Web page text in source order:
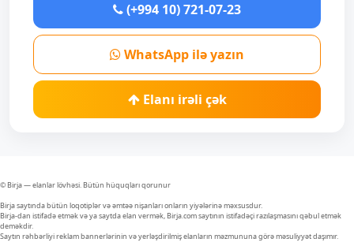
(+994 10) 721-07-23
WhatsApp ilə yazın
Elanı irəli çək
© Birja — elanlar lövhəsi. Bütün hüquqları qorunur
Birja saytında bütün loqotiplər və əmtəə nişanları onların yiyələrinə məxsusdur.
Birja-dan istifadə etmək və ya saytda elan vermək, Birja.com saytının istifadəçi razılaşmasını qəbul etmək
deməkdir.
Saytın rəhbərliyi reklam bannerlərinin və yerləşdirilmiş elanların məzmununa görə məsuliyyət daşımır.